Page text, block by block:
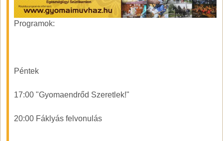
Programok:
Péntek
17:00 "Gyomaendrőd Szeretlek!"
20:00 Fáklyás felvonulás